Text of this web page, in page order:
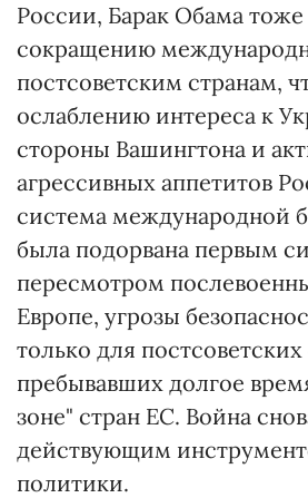
России, Барак Обама
сокращению
постсоветским странам,
ослаблению интереса к
стороны Вашингтона и
агрессивных аппетитов
система международной
была подорвана первым
пересмотром
Европе, угрозы
только для
пребывавших долгое
зоне" стран ЕС. Война
действующим
политики.